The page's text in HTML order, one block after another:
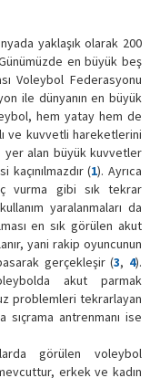
yaklaşık olarak 200
en büyük beş
Voleybol Federasyonu
ile dünyanın en büyük
hem yatay hem de
ve kuvvetli hareketlerini
alan büyük kuvvetler
(1). Ayrıca
vurma gibi sık tekrar
yaralanmaları da
en sık görülen akut
yani rakip oyuncunun
gerçekleşir (3, 4).
akut parmak
problemleri tekrarlayan
antrenmanı ise
görülen voleybol
erkek ve kadın